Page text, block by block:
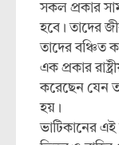
সকল প্রকার
হবে। তাদের
তাদের বঞ্চিত
এক প্রকার
করেছেন যেন
হয়।
ভাটিকানের